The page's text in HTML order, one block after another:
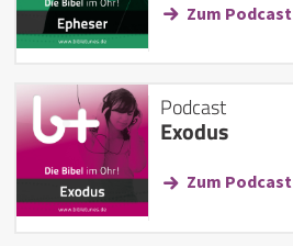
Zum Podcast
Podcast
Exodus
Zum Podcast